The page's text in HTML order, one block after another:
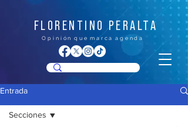
FLORENTINO PERALTA
O p i n i ó n q u e m a r c a a g e n d a
Entrada
Secciones